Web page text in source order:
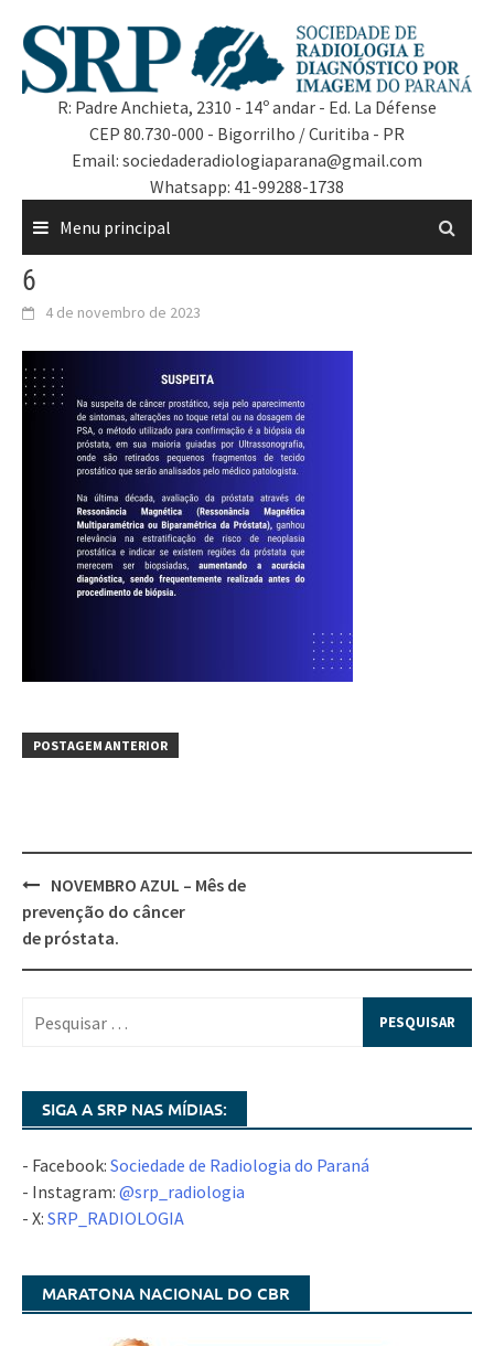
R: Padre Anchieta, 2310 - 14º andar - Ed. La Défense
CEP 80.730-000 - Bigorrilho / Curitiba - PR
Email: sociedaderadiologiaparana@gmail.com
Whatsapp: 41-99288-1738
Menu principal
6
4 de novembro de 2023
POSTAGEM ANTERIOR
NOVEMBRO AZUL – Mês de
prevenção do câncer
de próstata.
SIGA A SRP NAS MÍDIAS:
- Facebook: Sociedade de Radiologia do Paraná
- Instagram: @srp_radiologia
- X: SRP_RADIOLOGIA
MARATONA NACIONAL DO CBR